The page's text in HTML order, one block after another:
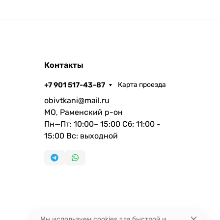
Контакты
+7 901 517-43-87 Карта проезда
obivtkani@mail.ru
МО, Раменский р-он
Пн—Пт: 10:00– 15:00 Сб: 11:00 -
15:00 Вс: выходной